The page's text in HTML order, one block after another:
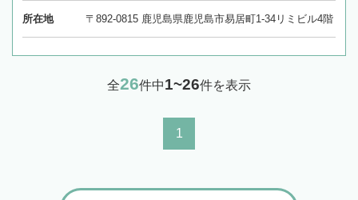
所在地 〒892-0815 鹿児島県鹿児島市易居町1-34リミビル4階
全26件中1~26件を表示
1